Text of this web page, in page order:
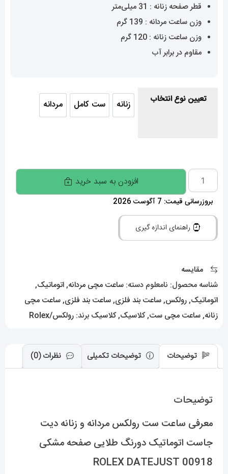
قطر صفحه زنانه : 31 میلی‌متر
وزن ساعت مردانه : 139 گرم
وزن ساعت زنانه : 120 گرم
مقاوم در برابر آب
تعیین نوع انتخاب زنانه ست کامل
ست کامل مردانه
ساعت
ست
رولکس
مردانه
و
دیت
جاست
اتوماتیک
دورنگ
صفحه
مشکی
DATEJUST
عدد
افزودن به سبد خرید
بروزرسانی قیمت: 7 آگوست 2026
راهنمای اندازه گیری
مقایسه
شناسه محصول: نامعلوم دسته: ساعت مچی مردانه,اتوماتیک,
اتوماتیک,رولکس,ساعت بند فلزی,ساعت بند فلزی,ساعت مچی
زنانه,ساعت مچی ست,کلاسیک,کلاسیک برند: رولکس/Rolex
توضیحات توضیحات تکمیلی نظرات (0)
توضیحات
معرفی ساعت ست رولکس مردانه و زنانه دیت
جاست اتوماتیک دورنگ طلایی صفحه مشکی
00918 ROLEX DATEJUST